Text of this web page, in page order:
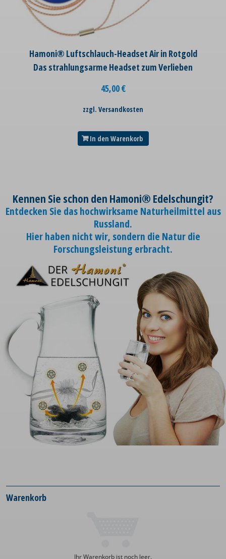
Hamoni® Luftschlauch-Headset Air in Rotgold
Das strahlungsarme Headset zum Verlieben
45,00€
zzgl. Versandkosten
In den Warenkorb
Kennen Sie schon den Hamoni® Edelschungit?
Entdecken Sie das hochwirksame Naturheilmittel aus
Russland.
Hier haben nicht wir, sondern die Natur die
Forschungsleistung erbracht.
Warenkorb
Ihr Warenkorb ist noch leer.